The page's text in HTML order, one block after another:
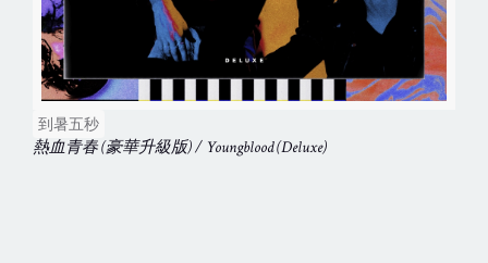
到暑五秒
熱血青春 (豪華升級版) / Youngblood (Deluxe)